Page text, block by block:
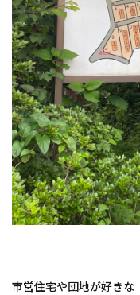
市営住宅や団地が好きな